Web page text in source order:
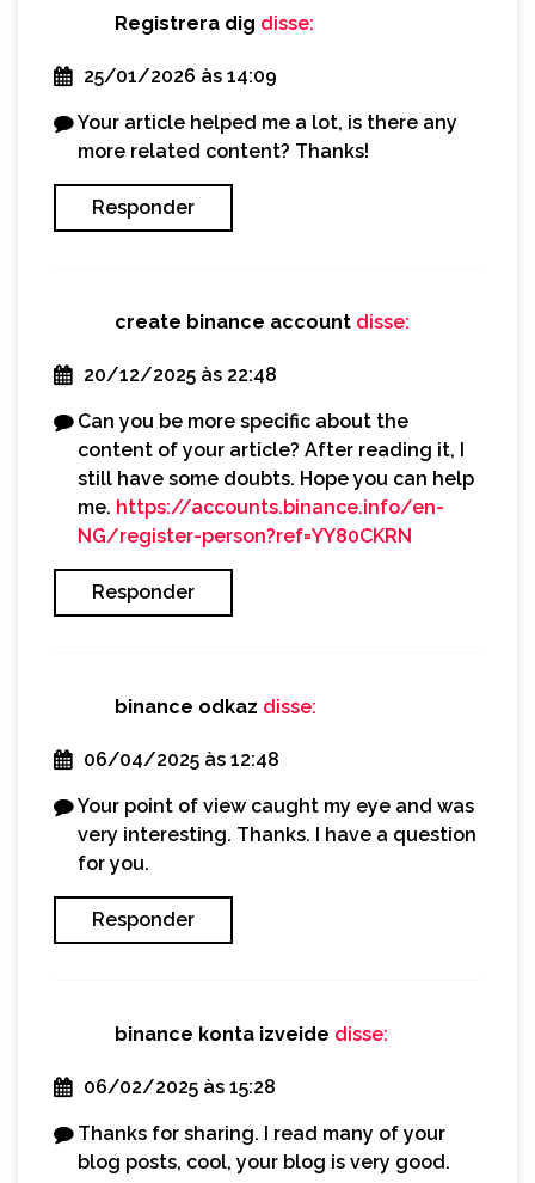
Registrera dig disse:
25/01/2026 às 14:09
Your article helped me a lot, is there any
more related content? Thanks!
Responder
create binance account disse:
20/12/2025 às 22:48
Can you be more specific about the
content of your article? After reading it, I
still have some doubts. Hope you can help
me. https://accounts.binance.info/en-
NG/register-person?ref=YY80CKRN
Responder
binance odkaz disse:
06/04/2025 às 12:48
Your point of view caught my eye and was
very interesting. Thanks. I have a question
for you.
Responder
binance konta izveide disse:
06/02/2025 às 15:28
Thanks for sharing. I read many of your
blog posts, cool, your blog is very good.